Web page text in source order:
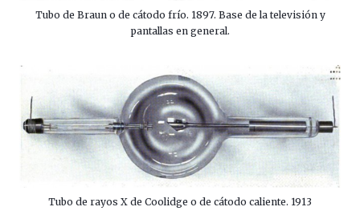
Tubo de Braun o de cátodo frío. 1897. Base de la televisión y
pantallas en general.
Tubo de rayos X de Coolidge o de cátodo caliente. 1913